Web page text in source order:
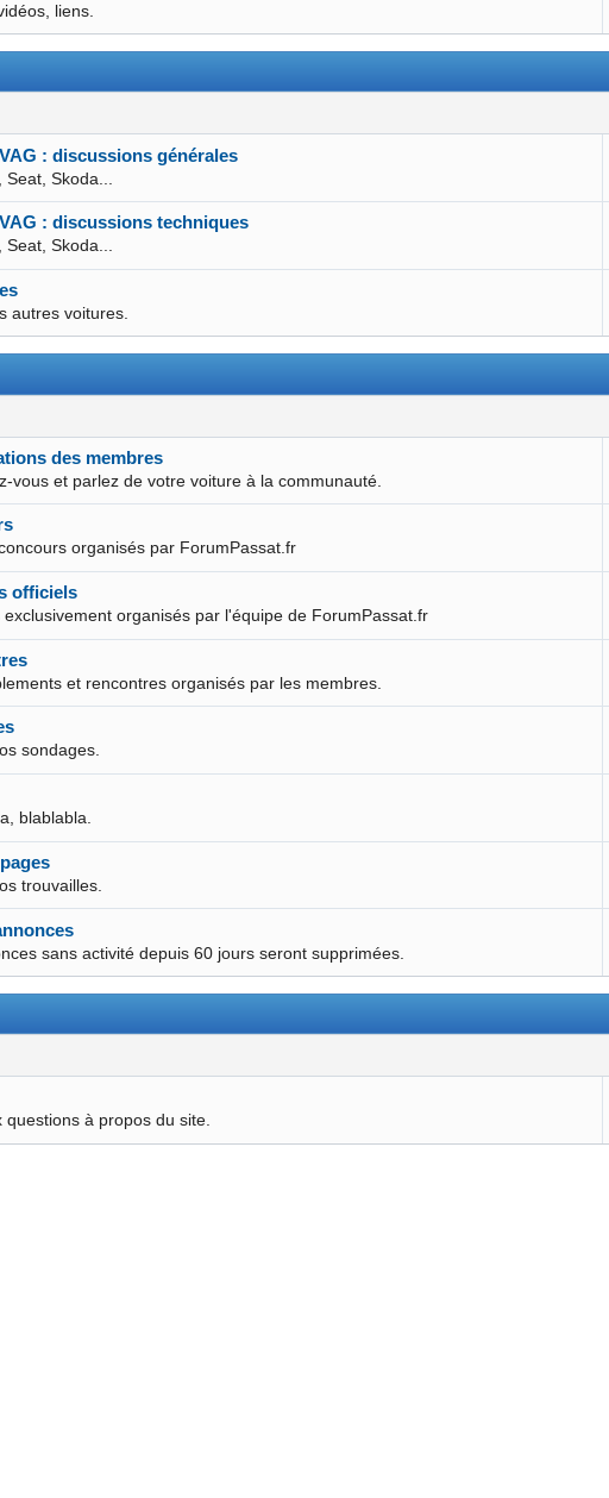
liens.
: discussions générales
Seat, Skoda...
: discussions techniques
Seat, Skoda...
autres voitures.
des membres
vous et parlez de votre voiture à la communauté.
organisés par ForumPassat.fr
officiels
exclusivement organisés par l'équipe de ForumPassat.fr
et rencontres organisés par les membres.
sondages.
blablabla.
trouvailles.
sans activité depuis 60 jours seront supprimées.
questions à propos du site.